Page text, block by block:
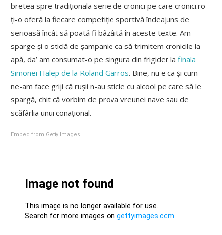
bretea spre tradiționala serie de cronici pe care cronici.ro
ți-o oferă la fiecare competiție sportivă îndeajuns de
serioasă încât să poată fi bâzâită în aceste texte. Am
sparge și o sticlă de șampanie ca să trimitem cronicile la
apă, da’ am consumat-o pe singura din frigider lafinala
Simonei Halep de la Roland Garros. Bine, nu e ca și cum
ne-am face griji că rușii n-au sticle cu alcool pe care să le
spargă, chit că vorbim de prova vreunei nave sau de
scăfârlia unui conațional.
Embed from Getty Images